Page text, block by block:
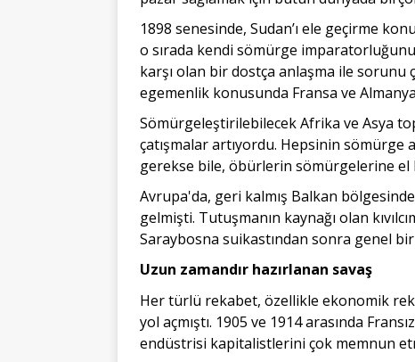
1898 senesinde, Sudan’ı ele geçirme
o sırada kendi sömürge
karşı olan bir dostça anlaşma ile sorunu
egemenlik konusunda Fransa ve
Sömürgeleştirilebilecek Afrika ve Asya
çatışmalar artıyordu. Hepsinin sömürge
gerekse bile, öbürlerin sömürgelerine el
Avrupa'da, geri kalmış Balkan
gelmişti. Tutuşmanın kaynağı olan
Saraybosna suikastından sonra genel bir
Uzun zamandır hazırlanan savaş
Her türlü rekabet, özellikle ekonomik
yol açmıştı. 1905 ve 1914 arasında
endüstrisi kapitalistlerini çok memnun